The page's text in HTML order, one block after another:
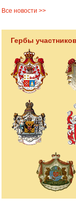
Все новости >>
Гербы